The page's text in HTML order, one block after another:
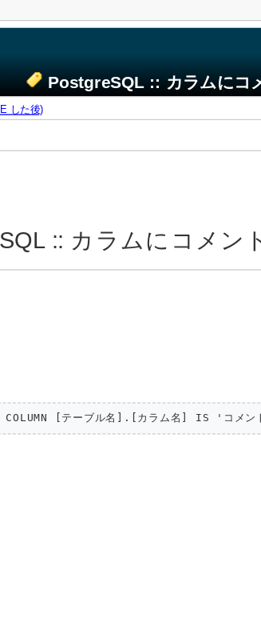
PostgreSQL :: カラムにコ
した後)
:: カラムにコメン
COLUMN [テーブル名].[カラム名] IS 'コメン